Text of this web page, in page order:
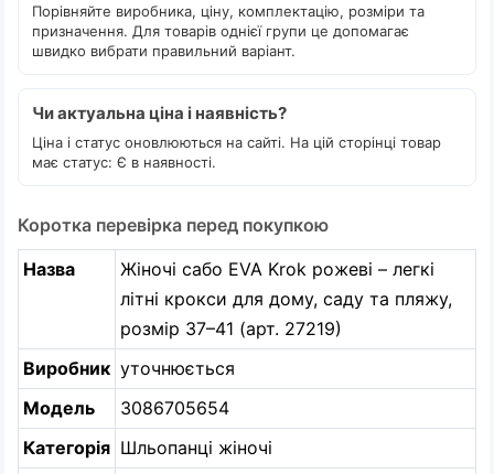
Порівняйте виробника, ціну, комплектацію, розміри та
призначення. Для товарів однієї групи це допомагає
швидко вибрати правильний варіант.
Чи актуальна ціна і наявність?
Ціна і статус оновлюються на сайті. На цій сторінці товар
має статус: Є в наявності.
Коротка перевірка перед покупкою
Назва
Жіночі сабо EVA Krok рожеві – легкі
літні крокси для дому, саду та пляжу,
розмір 37–41 (арт. 27219)
Виробник уточнюється
Модель
3086705654
Категорія Шльопанці жіночі